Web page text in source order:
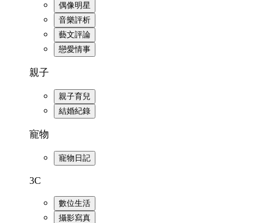
偶像明星
音樂評析
藝文評論
戀愛情事
親子
親子育兒
結婚紀錄
寵物
寵物日記
3C
數位生活
攝影寫真